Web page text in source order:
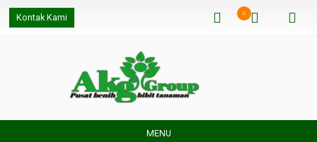
Kontak Kami 0
MENU